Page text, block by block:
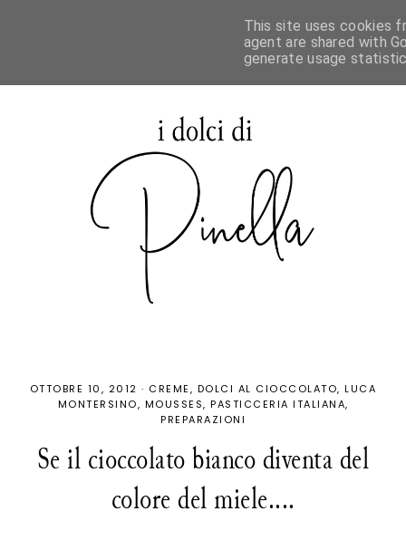
OTTOBRE 10, 2012 · CREME DOLCI AL CIOCCOLATO LUCA
MONTERSINO
MOUSSES
PASTICCERIA ITALIANA
PREPARAZIONI
Se il cioccolato bianco diventa del
colore del miele....
This site uses cookies
agent are shared with
generate usage